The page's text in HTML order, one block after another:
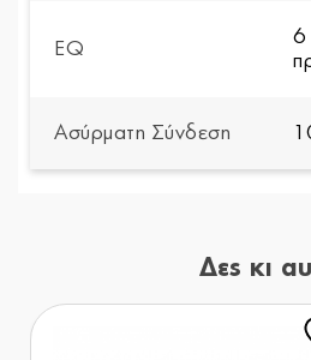
EQ
6
Ασύρματη Σύνδεση
Δες κι